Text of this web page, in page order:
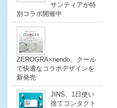
サンティアが特
別コラボ開催中
ZEROGRA×nendo、クール
で快適なコラボデザインを
新発売
JINS、1日使い
捨てコンタクト